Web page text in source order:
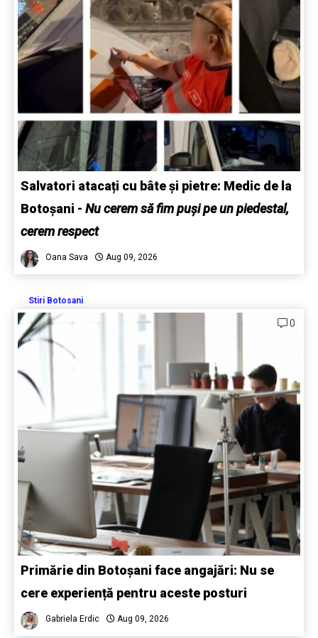
Salvatori atacați cu bâte și pietre: Medic de la
Botoșani - Nu cerem să fim puși pe un piedestal,
cerem respect
Oana Sava Aug 09, 2026
Stiri Botosani
0
Primărie din Botoșani face angajări: Nu se
cere experiență pentru aceste posturi
Gabriela Erdic Aug 09, 2026